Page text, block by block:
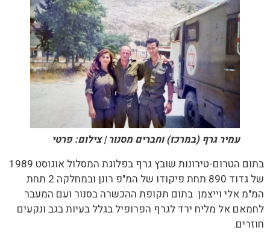
עמיר גרף (במרכז) וחברים מסנור | צילום: פרטי
בתום הטרום-טירונות שובץ גרף בפלוגת המסלול אוגוסט 1989
של גדוד 890 תחת פיקודו של המ"פ רונן ובמחלקה 2 תחת
המ"מ אלי וייצמן. בתום תקופת ההכשרה בסנור ועם המעבר
לחמאם אל מליח ירד לגרף הפרופיל בגלל בעיות בגב ונקעים
חוזרים.